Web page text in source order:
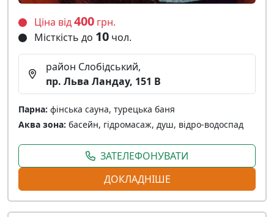
Ціна від400 грн.
Місткість до 10 чол.
район Слобідський,
пр. Льва Ландау, 151 В
Парна: фінська сауна, турецька баня
Аква зона: басейн, гідромасаж, душ, відро-водоспад
ЗАТЕЛЕФОНУВАТИ
ДОКЛАДНІШЕ